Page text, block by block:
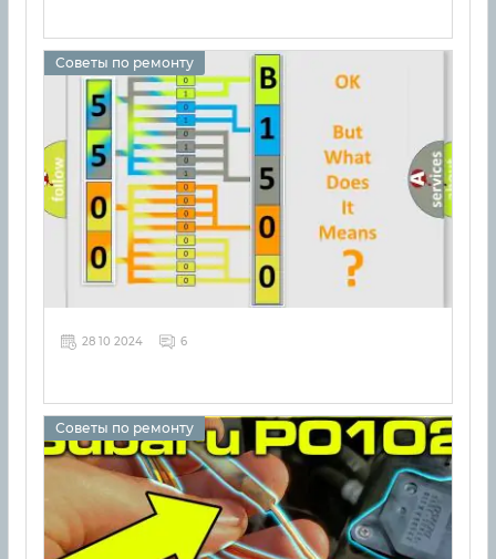
Советы по ремонту
28 10 2024 6
Советы по ремонту